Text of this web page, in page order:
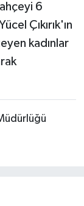
6
Çıkırık'ın
kadınlar